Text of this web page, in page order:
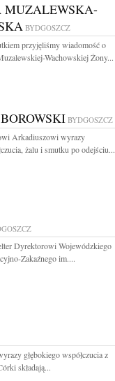
MUZALEWSKA-
BYDGOSZCZ
przyjęliśmy wiadomość o
Wachowskiej Żony...
BYDGOSZCZ
Arkadiuszowi wyrazy
żalu i smutku po odejściu...
Dyrektorowi Wojewódzkiego
Zakaźnego im....
głębokiego współczucia z
składają...